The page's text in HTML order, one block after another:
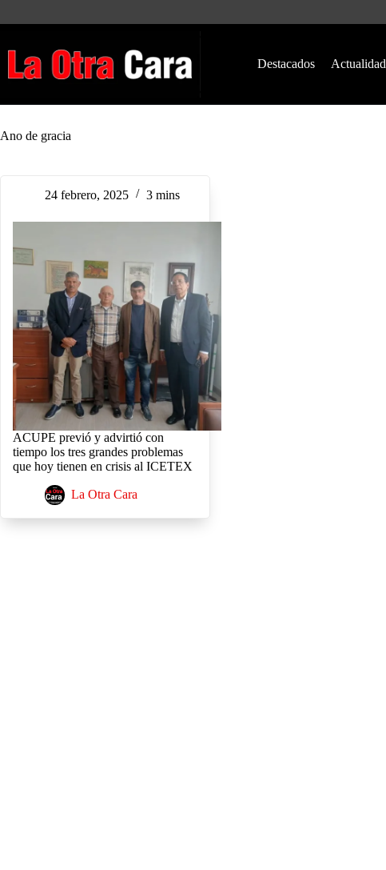
Destacados Actualidad
Ano de gracia
24 febrero, 2025 3 mins
ACUPE previó y advirtió con
tiempo los tres grandes problemas
que hoy tienen en crisis al ICETEX
La Otra Cara